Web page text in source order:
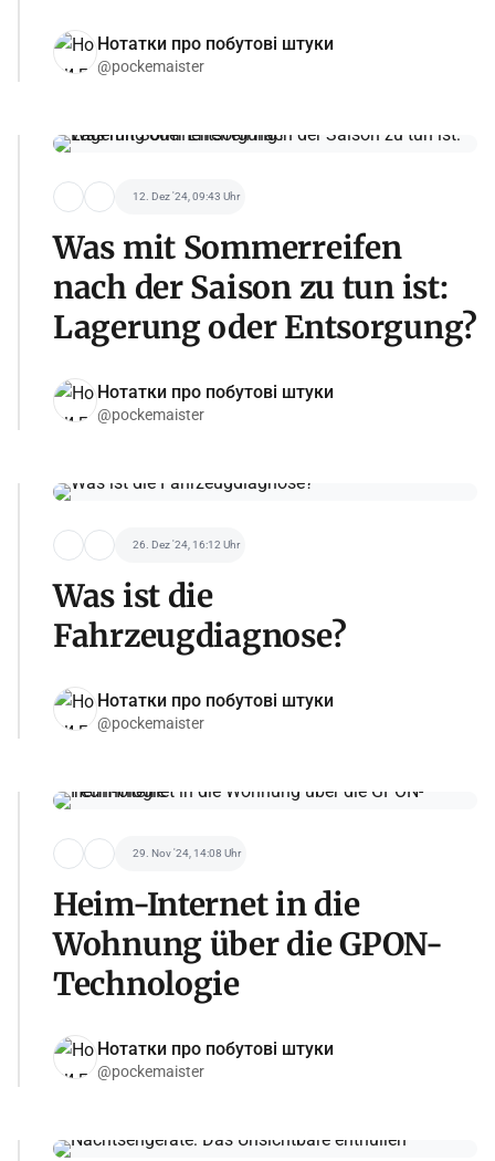
Нотатки про побутові штуки
@pockemaister
12. Dez '24, 09:43 Uhr
Was mit Sommerreifen
nach der Saison zu tun ist:
Lagerung oder Entsorgung?
Нотатки про побутові штуки
@pockemaister
26. Dez '24, 16:12 Uhr
Was ist die
Fahrzeugdiagnose?
Нотатки про побутові штуки
@pockemaister
29. Nov '24, 14:08 Uhr
Heim-Internet in die
Wohnung über die GPON-
Technologie
Нотатки про побутові штуки
@pockemaister